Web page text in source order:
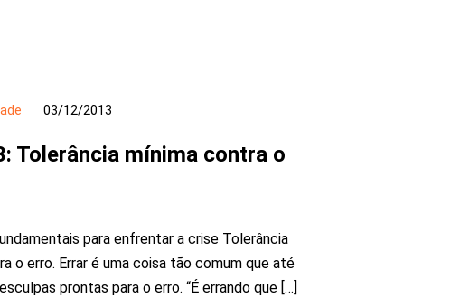
03/12/2013
Tolerância mínima contra o
para enfrentar a crise Tolerância
o erro. Errar é uma coisa tão comum que até
prontas para o erro. “É errando que […]